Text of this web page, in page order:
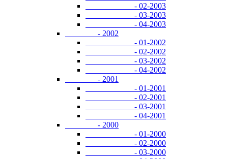
- 02-2003
- 03-2003
- 04-2003
- 2002
- 01-2002
- 02-2002
- 03-2002
- 04-2002
- 2001
- 01-2001
- 02-2001
- 03-2001
- 04-2001
- 2000
- 01-2000
- 02-2000
- 03-2000